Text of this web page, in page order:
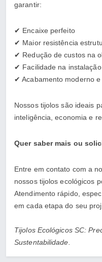
garantir:
✔ Encaixe perfeito
✔ Maior resistência
✔ Redução de custos na
✔ Facilidade na
✔ Acabamento moderno
Nossos tijolos são ideais
inteligência, economia e
Quer saber mais ou
Entre em contato com a
nossos tijolos ecológicos
Atendimento rápido,
em cada etapa do seu
Tijolos Ecológicos SC:
Sustentabilidade.